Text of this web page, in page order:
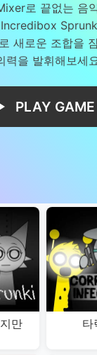
로 끝없는 음
새로운 조합을
력을 발휘해보세
PLAY GAME
만
타